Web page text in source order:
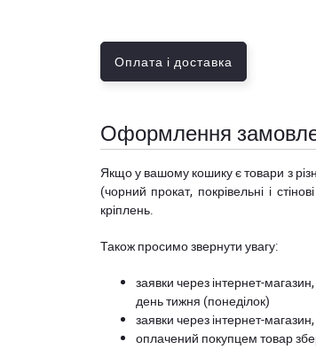
Оплата і доставка
Оформлення
Якщо у вашому кошику є товари з
(чорний прокат, покрівельні і
кріплень.
Також просимо звернути увагу:
заявки через інтернет-
день тижня (понеділок)
заявки через інтернет-
оплачений покупцем товар